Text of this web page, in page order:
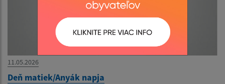
11.05.2026
Deň matiek/Anyák napja